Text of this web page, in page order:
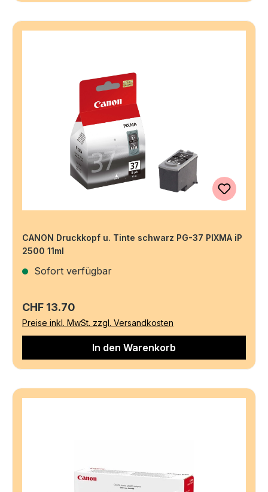
CANON Druckkopf u. Tinte schwarz PG-37 PIXMA iP
2500 11ml
Sofort verfügbar
Regulärer Preis:
CHF 13.70
Preise inkl. MwSt. zzgl. Versandkosten
In den Warenkorb